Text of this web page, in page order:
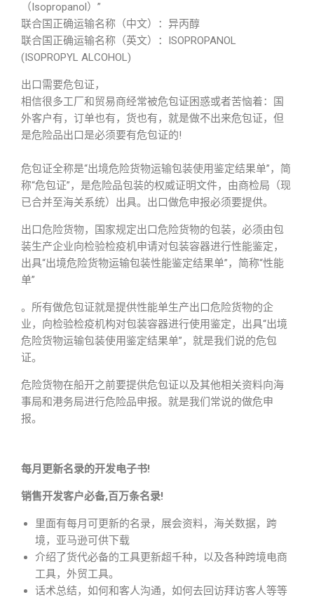
（Isopropanol）”
联合国正确运输名称（中文）：异丙醇
联合国正确运输名称（英文）：ISOPROPANOL
(ISOPROPYL ALCOHOL)
出口需要危包证，
相信很多工厂和贸易商经常被危包证困惑或者苦恼着：国
外客户有，订单也有，货也有，就是做不出来危包证，但
是危险品出口是必须要有危包证的!
危包证全称是“出境危险货物运输包装使用鉴定结果单”，简
称“危包证”，是危险品包装的权威证明文件，由商检局（现
已合并至海关系统）出具。出口做危申报必须要提供。
出口危险货物，国家规定出口危险货物的包装，必须由包
装生产企业向检验检疫机申请对包装容器进行性能鉴定，
出具“出境危险货物运输包装性能鉴定结果单”，简称“性能
单”
。所有做危包证就是提供性能单生产出口危险货物的企
业，向检验检疫机构对包装容器进行使用鉴定，出具“出境
危险货物运输包装使用鉴定结果单”，就是我们说的危包
证。
危险货物在船开之前要提供危包证以及其他相关资料向海
事局和港务局进行危险品申报。就是我们常说的做危申
报。
每月更新名录的开发电子书!
销售开发客户必备,百万条名录!
里面有每月可更新的名录，展会资料，海关数据，跨
境，亚马逊可供下载
介绍了货代必备的工具更新超千种，以及各种跨境电商
工具，外贸工具。
话术总结，如何和客人沟通，如何去回访拜访客人等等